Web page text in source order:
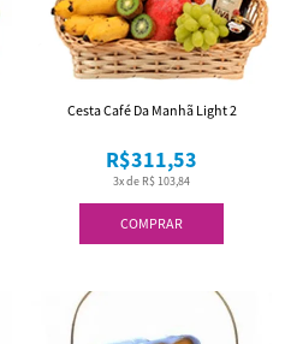
COMPRAR
3x de R$ 103,84
R$311,53
Cesta Café Da Manhã Light 2